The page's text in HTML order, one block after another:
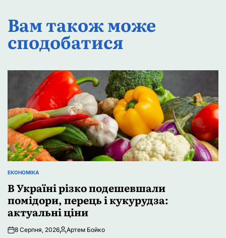
Вам також може
сподобатися
ОПУБЛІКУВАТИ
ЕКОНОМІКА
В Україні різко подешевшали
помідори, перець і кукурудза:
актуальні ціни
8 Серпня, 2026Опубліковано
Артем Бойко